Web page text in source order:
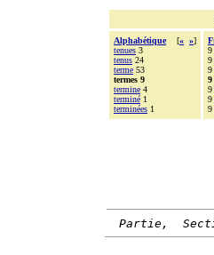
Alphabétique [« »]
tenues 3
tenus 24
terme 53
termes 9
termine 4
terminé 1
terminées 1
9
9
9
9
9
9
9
Partie,